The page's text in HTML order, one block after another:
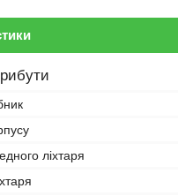
ліхтаря